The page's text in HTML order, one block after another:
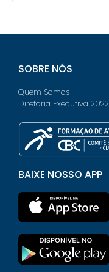
SOBRE NÓS
Quem Somos
Diretoria Executiva
BAIXE NOSSO APP